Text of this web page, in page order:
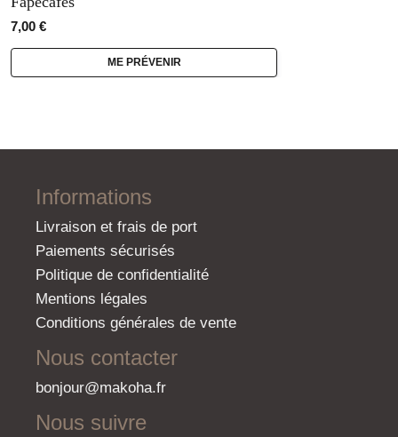
7,00 €
ME PRÉVENIR
Informations
Livraison et frais de port
Paiements sécurisés
Politique de confidentialité
Mentions légales
Conditions générales de vente
Nous contacter
bonjour@makoha.fr
Nous suivre